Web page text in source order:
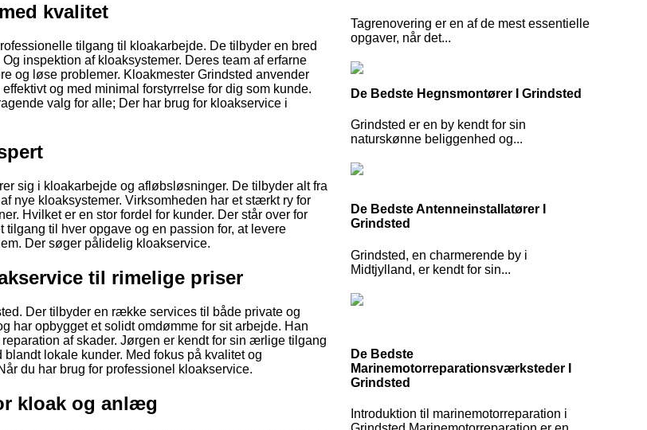
kvalitet
tilgang til kloakarbejde. De tilbyder en bred
inspektion af kloaksystemer. Deres team af erfarne
og løse problemer. Kloakmester Grindsted anvender
og med minimal forstyrrelse for dig som kunde.
valg for alle; Der har brug for kloakservice i
sig i kloakarbejde og afløbsløsninger. De tilbyder alt fra
nye kloaksystemer. Virksomheden har et stærkt ry for
Hvilket er en stor fordel for kunder. Der står over for
til hver opgave og en passion for, at levere
Der søger pålidelig kloakservice.
til rimelige priser
Der tilbyder en række services til både private og
har opbygget et solidt omdømme for sit arbejde. Han
af skader. Jørgen er kendt for sin ærlige tilgang
lokale kunder. Med fokus på kvalitet og
du har brug for professionel kloakservice.
kloak og anlæg
Tagrenovering er en af de mest essentielle
opgaver, når det...
De Bedste Hegnsmontører I Grindsted
Grindsted er en by kendt for sin
naturskønne beliggenhed og...
De Bedste Antenneinstallatører I
Grindsted
Grindsted, en charmerende by i
Midtjylland, er kendt for sin...
De Bedste
Marinemotorreparationsværksteder I
Grindsted
Introduktion til marinemotorreparation i